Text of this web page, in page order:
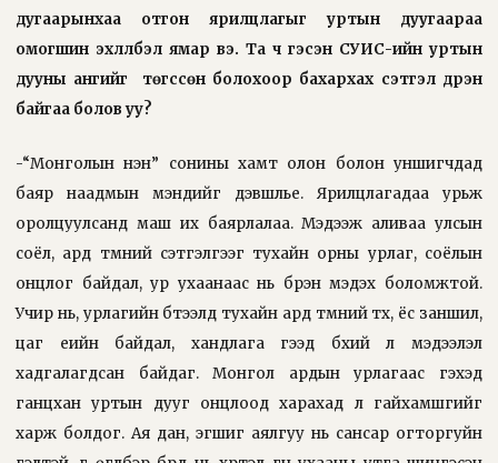
дугаарынхаа отгон ярилцлагыг уртын дуугаараа
омогшин эхлүүлбэл ямар вэ. Та ч гэсэн СУИС-ийн уртын
дууны ангийг
төгссөн болохоор бахархах сэтгэл дүүрэн
байгаа болов уу?
-“Монголын үнэн” сонины хамт олон болон уншигчдад
баяр наадмын мэндийг дэвшүүлье. Ярилцлагадаа урьж
оролцуулсанд маш их баярлалаа. Мэдээж аливаа улсын
соёл, ард түмний сэтгэлгээг тухайн орны урлаг, соёлын
онцлог байдал, ур ухаанаас нь бүрэн мэдэх боломжтой.
Учир нь, урлагийн бүтээлд тухайн ард түмний түүх, ёс заншил,
цаг үеийн байдал, хандлага гээд бүхий л мэдээлэл
хадгалагдсан байдаг. Монгол ардын урлагаас гэхэд
ганцхан уртын дууг онцлоод харахад л гайхамшгийг
харж болдог. Ая дан, эгшиг аялгуу нь сансар огторгуйн